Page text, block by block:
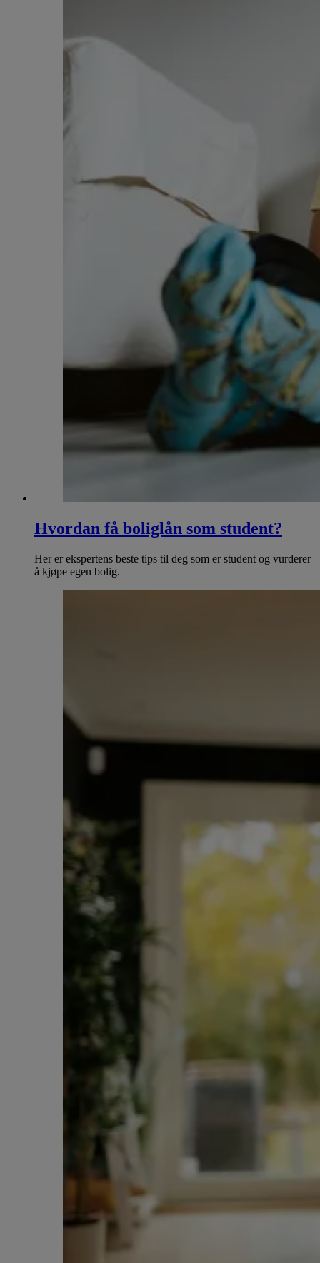
Hvordan få boliglån som student?
Her er ekspertens beste tips til deg som er student og vurderer
å kjøpe egen bolig.